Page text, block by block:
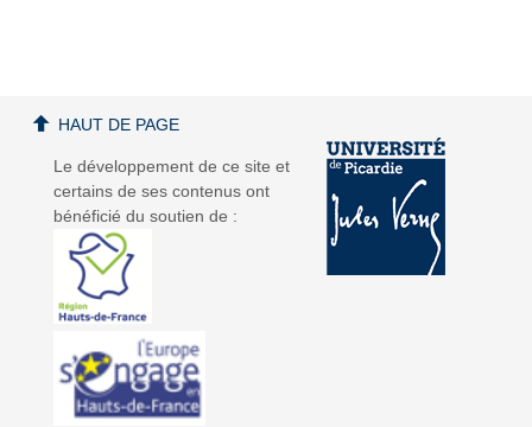
Le développement de ce site et
certains de ses contenus ont
bénéficié du soutien de :
HAUT DE PAGE